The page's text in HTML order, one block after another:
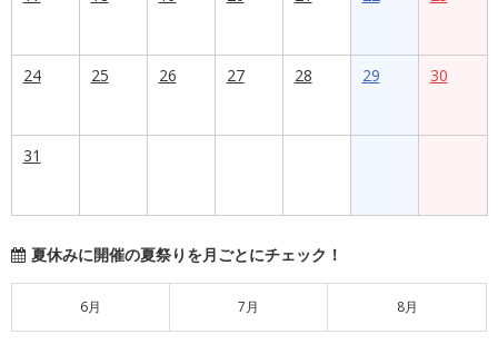
24 25 26 27 28 29 30
31
夏休みに開催の夏祭りを月ごとにチェック！
6月 7月 8月